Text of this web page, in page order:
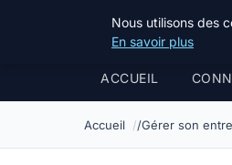
Bible
ACCUEIL
Accueil Gérer son
Nous utilisons des
En savoir plus